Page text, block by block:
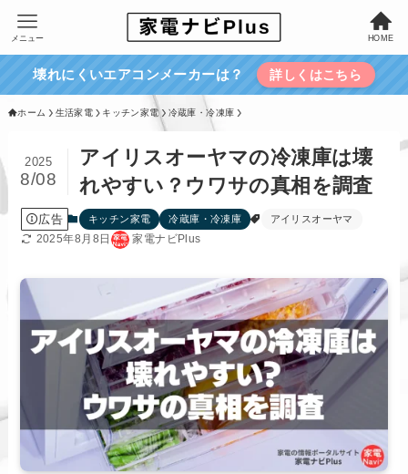
HOME
メニュー
壊れにくいエアコンメーカーは？ 詳しくはこちら
ホーム 生活家電 キッチン家電 冷蔵庫・冷凍庫
アイリスオーヤマの冷凍庫は壊
れやすい？ウワサの真相を調査
2025
8/08
広告 キッチン家電 冷蔵庫・冷凍庫 アイリスオーヤマ
2025年8月8日 家電ナビPlus